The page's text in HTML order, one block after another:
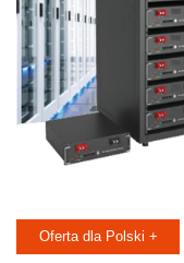
Oferta dla Polski +